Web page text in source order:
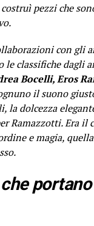
pezzi che
con gli
le classifiche dagli
Bocelli, Eros
il suono
la dolcezza
Ramazzotti. Era il
e magia,